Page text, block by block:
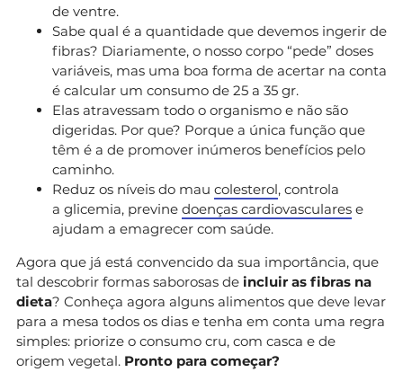
de ventre.
Sabe qual é a quantidade que devemos ingerir de
fibras? Diariamente, o nosso corpo “pede” doses
variáveis, mas uma boa forma de acertar na conta
é calcular um consumo de 25 a 35 gr.
Elas atravessam todo o organismo e não são
digeridas. Por que? Porque a única função que
têm é a de promover inúmeros benefícios pelo
caminho.
Reduz os níveis do mau colesterol, controla
a glicemia, previne doenças cardiovasculares e
ajudam a emagrecer com saúde.
Agora que já está convencido da sua importância, que
tal descobrir formas saborosas de incluir as fibras na
dieta? Conheça agora alguns alimentos que deve levar
para a mesa todos os dias e tenha em conta uma regra
simples: priorize o consumo cru, com casca e de
origem vegetal. Pronto para começar?